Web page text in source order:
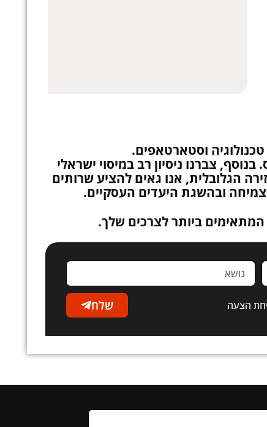
צברנו ניסיון רב במיסוי ישראלי
הגלובלית, אנו גאים להציע שרותים
ובהשגת היעדים העסקיים.
ביותר לצרכים שלך.
הצעה שלח